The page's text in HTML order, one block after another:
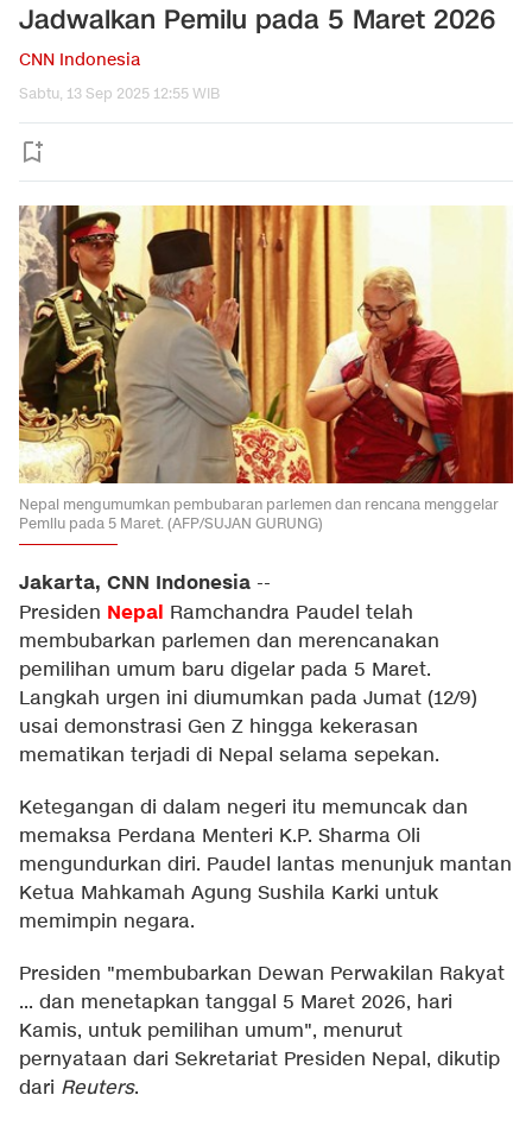
Jadwalkan Pemilu pada 5 Maret 2026
CNN Indonesia
Sabtu, 13 Sep 2025 12:55 WIB
Nepal mengumumkan pembubaran parlemen dan rencana menggelar
Pemilu pada 5 Maret. (AFP/SUJAN GURUNG)
Jakarta, CNN Indonesia --
Presiden Nepal Ramchandra Paudel telah
membubarkan parlemen dan merencanakan
pemilihan umum baru digelar pada 5 Maret.
Langkah urgen ini diumumkan pada Jumat (12/9)
usai demonstrasi Gen Z hingga kekerasan
mematikan terjadi di Nepal selama sepekan.
Ketegangan di dalam negeri itu memuncak dan
memaksa Perdana Menteri K.P. Sharma Oli
mengundurkan diri. Paudel lantas menunjuk mantan
Ketua Mahkamah Agung Sushila Karki untuk
memimpin negara.
Presiden "membubarkan Dewan Perwakilan Rakyat
... dan menetapkan tanggal 5 Maret 2026, hari
Kamis, untuk pemilihan umum", menurut
pernyataan dari Sekretariat Presiden Nepal, dikutip
dari Reuters.